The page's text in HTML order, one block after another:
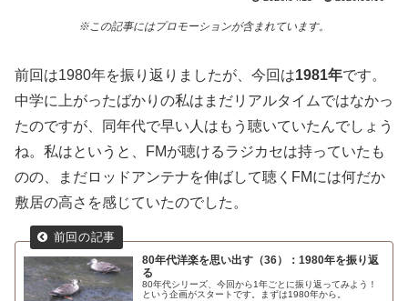
※この記事にはプロモーションが含まれています。
前回は1980年を振り返りましたが、今回は1981年です。
中学に上がったばかりの私はまだリアルタイムではなかっ
たのですが、同年代で早い人はもう聴いていたんでしょう
ね。私はというと、FMが聴けるラジカセは持っていたも
のの、まだロッドアンテナを伸ばして聴くFMには何だか
敷居の高さを感じていたのでした。
80年代洋楽を思い出す（36）：1980年を振り返
る
80年代シリーズ、今回から1年ごとに振り返ってみよう！
という企画がスタートです。まずは1980年から。